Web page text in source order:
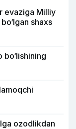
evaziga Milliy
shaxs
ozodlikdan